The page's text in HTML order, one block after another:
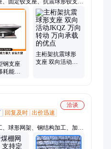
固定铰支座、抗震球形铰支
、双向滑动支座、双向滑动铰
支座、连廊支座、弹性球铰支
双向滑动弹性支座、球型钢支
止水带、橡胶止水带、钢边止
座、钢结构支座、网架支座
钢支座
能减
主桁架抗震球形
支座 双向活动
洽谈
回复及时 出价迅速
球形网架、钢结构加工、加油
、钢结构网架、收费站网架、储
钢结构厂家、球网架、螺栓球